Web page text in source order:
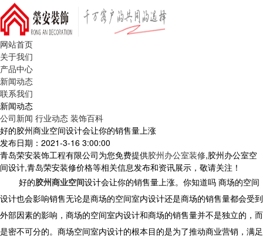
网站首页
关于我们
产品中心
新闻动态
联系我们
新闻动态
公司新闻 行业动态 装饰百科
好的胶州商业空间设计会让你的销售量上涨
发布日期：2021-3-16 3:00:00
青岛荣安装饰工程有限公司为您免费提供胶州办公室装修,胶州办公室空
间设计,青岛荣安装修价格等相关信息发布和资讯展示，敬请关注！
好的胶州商业空间设计会让你的销售量上涨。你知道吗 商场的空间
设计也会影响销售无论是商场的空间室内设计还是商场的销售量都会受到
外部因素的影响，商场的空间室内设计和商场的销售量并不是独立的，而
是密不可分的。商场空间室内设计的根本目的是为了推动商业营销，满足